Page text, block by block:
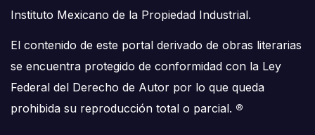
Instituto Mexicano de la Propiedad Industrial.
El contenido de este portal derivado de obras literarias
se encuentra protegido de conformidad con la Ley
Federal del Derecho de Autor por lo que queda
prohibida su reproducción total o parcial. ®